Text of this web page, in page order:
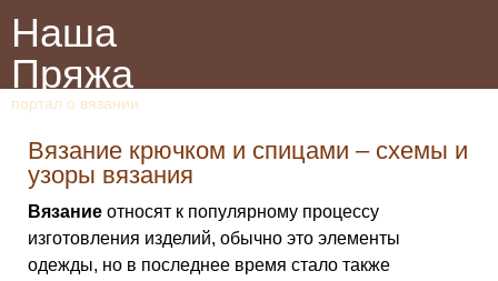
Наша
Пряжа
портал о вязании
Вязание крючком и спицами – схемы и
узоры вязания
Вязание относят к популярному процессу
изготовления изделий, обычно это элементы
одежды, но в последнее время стало также